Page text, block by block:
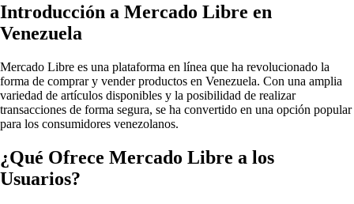
Introducción a Mercado Libre en
Venezuela
Mercado Libre es una plataforma en línea que ha revolucionado la
forma de comprar y vender productos en Venezuela. Con una amplia
variedad de artículos disponibles y la posibilidad de realizar
transacciones de forma segura, se ha convertido en una opción popular
para los consumidores venezolanos.
¿Qué Ofrece Mercado Libre a los
Usuarios?